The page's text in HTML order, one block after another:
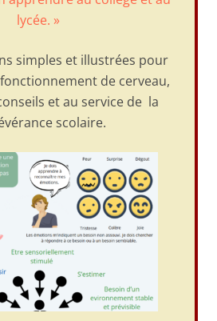
lycée. »
simples et illustrées pour
de cerveau,
et au service de la
scolaire.